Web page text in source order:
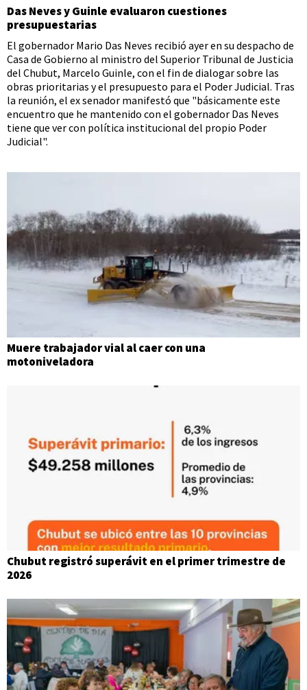
Das Neves y Guinle evaluaron cuestiones
presupuestarias
El gobernador Mario Das Neves recibió ayer en su despacho de
Casa de Gobierno al ministro del Superior Tribunal de Justicia
del Chubut, Marcelo Guinle, con el fin de dialogar sobre las
obras prioritarias y el presupuesto para el Poder Judicial. Tras
la reunión, el ex senador manifestó que "básicamente este
encuentro que he mantenido con el gobernador Das Neves
tiene que ver con política institucional del propio Poder
Judicial".
Muere trabajador vial al caer con una
motoniveladora
Chubut registró superávit en el primer trimestre de
2026